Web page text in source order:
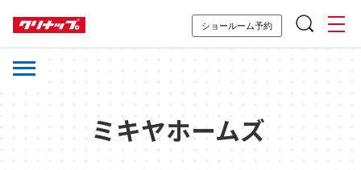
ショールーム予約
ミキヤホームズ